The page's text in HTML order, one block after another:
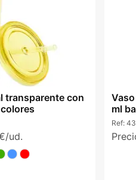
transparente con
ud.
ml
Ref: